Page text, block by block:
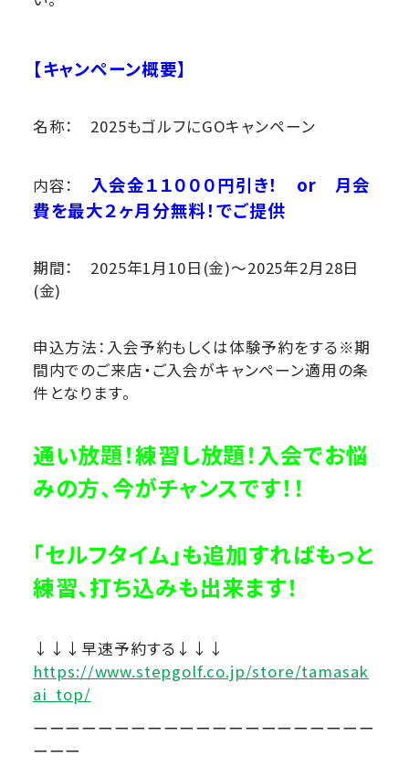
【キャンペーン概要】
名称： 2025もゴルフにGOキャンペーン
内容： 入会金１１０００円引き！ or 月会
費を最大２ヶ月分無料！でご提供
期間： 2025年1月10日(金)～2025年2月28日
(金)
申込方法：入会予約もしくは体験予約をする※期
間内でのご来店・ご入会がキャンペーン適用の条
件となります。
通い放題！練習し放題！入会でお悩
みの方、今がチャンスです！！
「セルフタイム」も追加すればもっと
練習、打ち込みも出来ます！
↓↓↓早速予約する↓↓↓
https://www.stepgolf.co.jp/store/tamasak
ai_top/
ーーーーーーーーーーーーーーーーーーーーー
ーーー